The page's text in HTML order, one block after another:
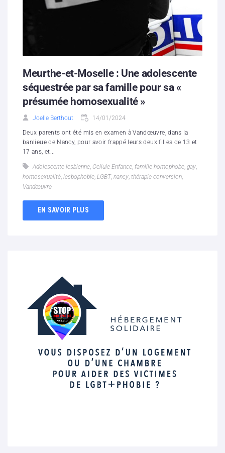
Meurthe-et-Moselle : Une adolescente
séquestrée par sa famille pour sa «
présumée homosexualité »
Joelle Berthout 14/01/2024
Deux parents ont été mis en examen à Vandœuvre, dans la
banlieue de Nancy, pour avoir frappé leurs deux filles de 13 et
17 ans, et...
Adolescente lesbienne Cellule Enfance famille homophobe gay
homosexualité lesbophobie LGBT, nancy thérapie conversion
Vandœuvre
EN SAVOIR PLUS